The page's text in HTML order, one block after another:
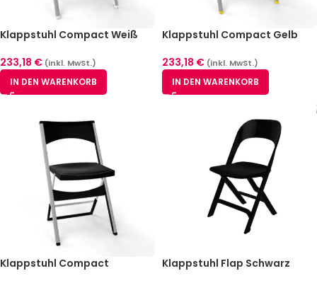
Klappstuhl Compact Weiß
233,18 € (inkl. MwSt.)
IN DEN WARENKORB
Klappstuhl Compact Gelb
233,18 € (inkl. MwSt.)
IN DEN WARENKORB
Klappstuhl Compact
Klappstuhl Flap Schwarz